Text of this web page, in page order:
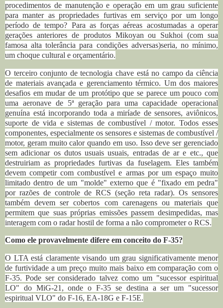
procedimentos de manutenção e operação em um grau suficiente
para manter as propriedades furtivas em serviço por um longo
período de tempo? Para as forças aéreas acostumadas a operar
gerações anteriores de produtos Mikoyan ou Sukhoi (com sua
famosa alta tolerância para condições adversas)seria, no mínimo,
um choque cultural e orçamentário.
O terceiro conjunto de tecnologia chave está no campo da ciência
de materiais avançada e gerenciamento térmico. Um dos maiores
desafios em mudar de um protótipo que se parece um pouco com
uma aeronave de 5ª geração para uma capacidade operacional
genuína está incorporando toda a miríade de sensores, aviônicos,
suporte de vida e sistemas de combustível / motor. Todos esses
componentes, especialmente os sensores e sistemas de combustível /
motor, geram muito calor quando em uso. Isso deve ser gerenciado
sem adicionar os dutos usuais usuais, entradas de ar e etc., que
destruiriam as propriedades furtivas da fuselagem. Eles também
devem competir com combustível e armas por um espaço muito
limitado dentro de um "molde" externo que é "fixado em pedra"
por razões de controle de RCS (seção reta radar). Os sensores
também devem ser cobertos com carenagens ou materiais que
permitem que suas próprias emissões passem desimpedidas, mas
interagem com o radar hostil de forma a não comprometer o RCS.
Como ele provavelmente difere em conceito do F-35?
O LTA está claramente visando um grau significativamente menor
de furtividade a um preço muito mais baixo em comparação com o
F-35. Pode ser considerado talvez como um "sucessor espiritual
LO" do MiG-21, onde o F-35 se destina a ser um "sucessor
espiritual VLO" do F-16, EA-18G e F-15E.